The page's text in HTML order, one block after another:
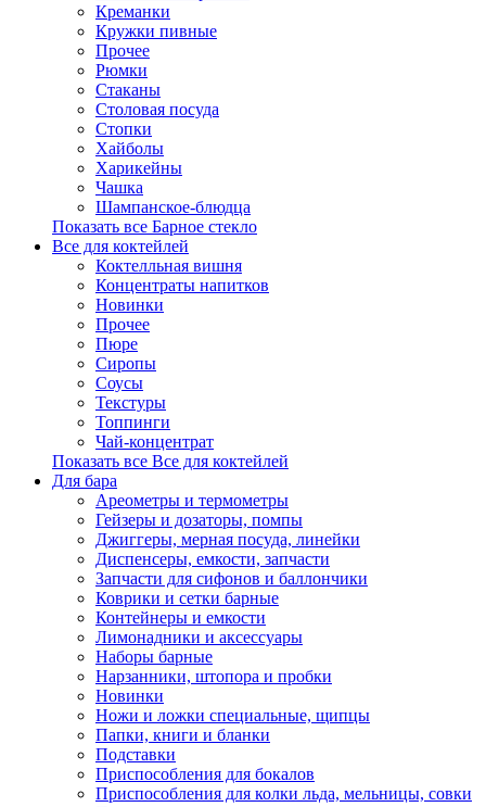
Креманки
Кружки пивные
Прочее
Рюмки
Стаканы
Столовая посуда
Стопки
Хайболы
Харикейны
Чашка
Шампанское-блюдца
Показать все Барное стекло
Все для коктейлей
Коктелльная вишня
Концентраты напитков
Новинки
Прочее
Пюре
Сиропы
Соусы
Текстуры
Топпинги
Чай-концентрат
Показать все Все для коктейлей
Для бара
Ареометры и термометры
Гейзеры и дозаторы, помпы
Джиггеры, мерная посуда, линейки
Диспенсеры, емкости, запчасти
Запчасти для сифонов и баллончики
Коврики и сетки барные
Контейнеры и емкости
Лимонадники и аксессуары
Наборы барные
Нарзанники, штопора и пробки
Новинки
Ножи и ложки специальные, щипцы
Папки, книги и бланки
Подставки
Приспособления для бокалов
Приспособления для колки льда, мельницы, совки